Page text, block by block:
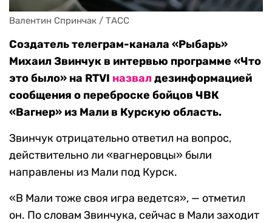
Валентин Спринчак / ТАСС
Создатель телеграм-канала «Рыбарь»
Михаил Звинчук в интервью программе «Что
это было» на RTVI назвалдезинформацией
сообщения о переброске бойцов ЧВК
«Вагнер» из Мали в Курскую область.
Звинчук отрицательно ответил на вопрос,
действительно ли «вагнеровцы» были
направлены из Мали под Курск.
«В Мали тоже своя игра ведется», — отметил
он. По словам Звинчука, сейчас в Мали заходит